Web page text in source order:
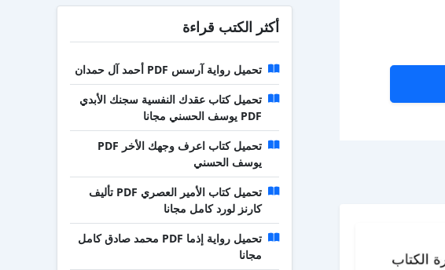
أكثر الكتب قراءة
تحميل رواية آرسس PDF أحمد آل حمدان
تحميل كتاب عقدك النفسية سجنك الأبدي
PDF يوسف الحسني مجانا
تحميل كتاب اعرف وجهك الأخر PDF
يوسف الحسني
تحميل كتاب الأمير العصري PDF تأليف
كارنز لورد كامل مجانا
تحميل رواية إذما PDF محمد صادق كامل
مجانا